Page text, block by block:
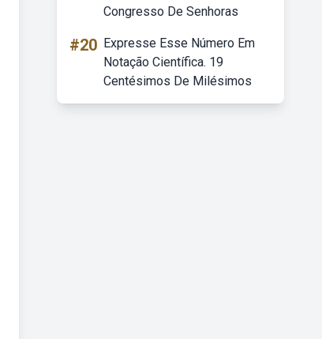
Congresso De Senhoras
#20 Expresse Esse Número Em
Notação Científica. 19
Centésimos De Milésimos